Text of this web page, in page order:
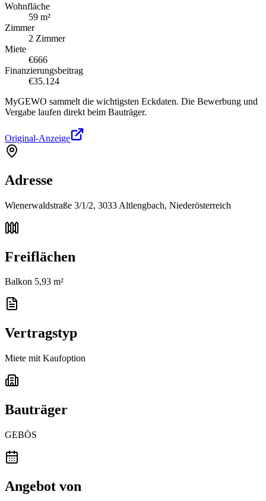
Wohnfläche
59 m²
Zimmer
2 Zimmer
Miete
€666
Finanzierungsbeitrag
€35.124
MyGEWO sammelt die wichtigsten Eckdaten. Die Bewerbung und
Vergabe laufen direkt beim Bauträger.
Original-Anzeige
Adresse
Wienerwaldstraße 3/1/2, 3033 Altlengbach, Niederösterreich
Freiflächen
Balkon 5,93 m²
Vertragstyp
Miete mit Kaufoption
Bauträger
GEBÖS
Angebot von